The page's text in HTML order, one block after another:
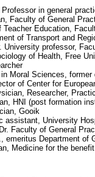
in general
Faculty of General
Teacher Education,
of Transport and
University professor,
of Health, Free
Moral Sciences, former
of Center for
Researcher,
HNI (post formation
Gooik
assistant, University
Faculty of General
emeritus Department
Medicine for the